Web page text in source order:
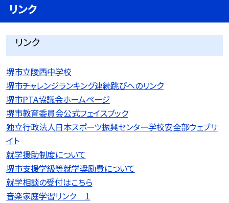
リンク
リンク
堺市立陵西中学校
堺市チャレンジランキング連続跳びへのリンク
堺市PTA協議会ホームページ
堺市教育委員会公式フェイスブック
独立行政法人日本スポーツ振興センター学校安全部ウェブサ
イト
就学援助制度について
堺市支援学級等就学奨励費について
就学相談の受付はこちら
音楽家庭学習リンク １